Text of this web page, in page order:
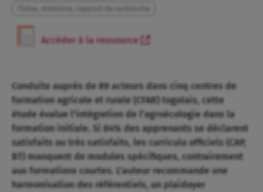
Accéder à la ressource
Conduite auprès de 89 acteurs dans cinq centres de
formation agricole et rurale (CFAR) togolais, cette
étude évalue l’intégration de l’agroécologie dans la
formation initiale. Si 84% des apprenants se déclarent
satisfaits ou très satisfaits, les curricula officiels (CAP,
BT) manquent de modules spécifiques, contrairement
aux formations courtes. L’auteur recommande une
harmonisation des référentiels, un plaidoyer